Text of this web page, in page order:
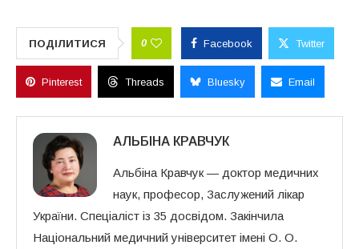
ПОДІЛИТИСЯ 0 Facebook Twitter
Pinterest Threads Bluesky Email
АЛЬБІНА КРАВЧУК
Альбіна Кравчук — доктор медичних
наук, професор, Заслужений лікар
України. Спеціаліст із 35 досвідом. Закінчила
Національний медичний університет імені О. О.